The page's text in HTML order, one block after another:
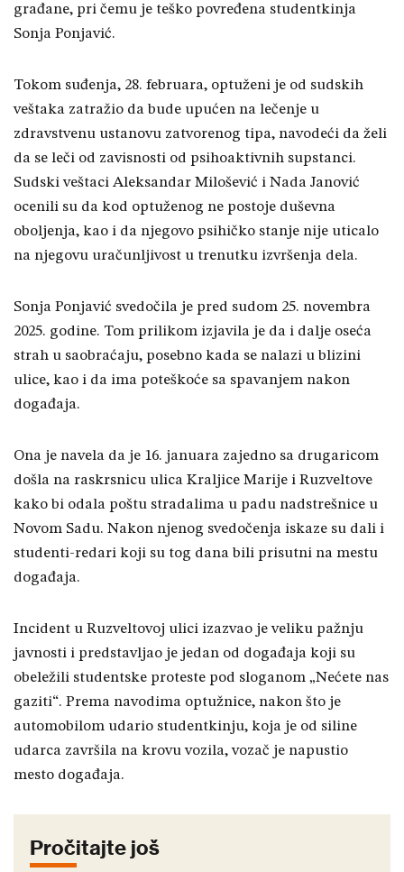
građane, pri čemu je teško povređena studentkinja
Sonja Ponjavić.
Tokom suđenja, 28. februara, optuženi je od sudskih
veštaka zatražio da bude upućen na lečenje u
zdravstvenu ustanovu zatvorenog tipa, navodeći da želi
da se leči od zavisnosti od psihoaktivnih supstanci.
Sudski veštaci Aleksandar Milošević i Nada Janović
ocenili su da kod optuženog ne postoje duševna
oboljenja, kao i da njegovo psihičko stanje nije uticalo
na njegovu uračunljivost u trenutku izvršenja dela.
Sonja Ponjavić svedočila je pred sudom 25. novembra
2025. godine. Tom prilikom izjavila je da i dalje oseća
strah u saobraćaju, posebno kada se nalazi u blizini
ulice, kao i da ima poteškoće sa spavanjem nakon
događaja.
Ona je navela da je 16. januara zajedno sa drugaricom
došla na raskrsnicu ulica Kraljice Marije i Ruzveltove
kako bi odala poštu stradalima u padu nadstrešnice u
Novom Sadu. Nakon njenog svedočenja iskaze su dali i
studenti-redari koji su tog dana bili prisutni na mestu
događaja.
Incident u Ruzveltovoj ulici izazvao je veliku pažnju
javnosti i predstavljao je jedan od događaja koji su
obeležili studentske proteste pod sloganom „Nećete nas
gaziti“. Prema navodima optužnice, nakon što je
automobilom udario studentkinju, koja je od siline
udarca završila na krovu vozila, vozač je napustio
mesto događaja.
Pročitajte još